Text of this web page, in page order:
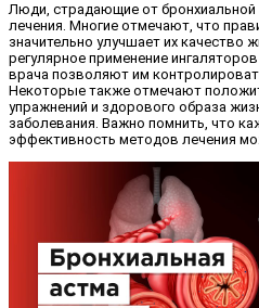
Люди, страдающие от
лечения. Многие отмечают, что
значительно улучшает их качество
регулярное применение
врача позволяют им
Некоторые также отмечают
упражнений и здорового образа
заболевания. Важно помнить, что
эффективность методов лечения